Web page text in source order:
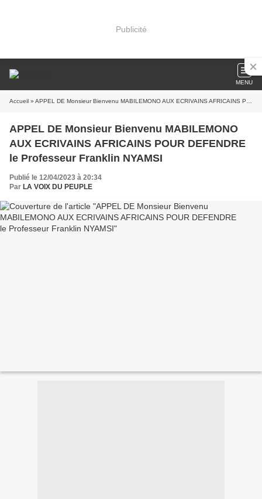
Publicité
MENU
Accueil » APPEL DE Monsieur Bienvenu MABILEMONO AUX ECRIVAINS AFRICAINS POUR DEFENDRE le Professeur Franklin NYAMSI
APPEL DE Monsieur Bienvenu MABILEMONO
AUX ECRIVAINS AFRICAINS POUR DEFENDRE
le Professeur Franklin NYAMSI
Publié le 12/04/2023 à 20:34
Par LA VOIX DU PEUPLE